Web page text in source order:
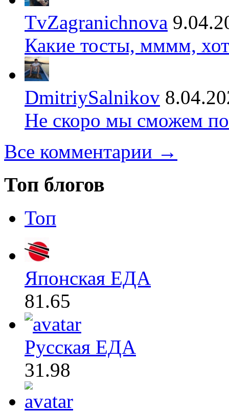
TvZagranichnova
Какие тосты, мммм,
DmitriySalnikov
Не скоро мы сможем
Все комментарии →
Топ блогов
Топ
Японская ЕДА
81.65
Русская ЕДА
31.98